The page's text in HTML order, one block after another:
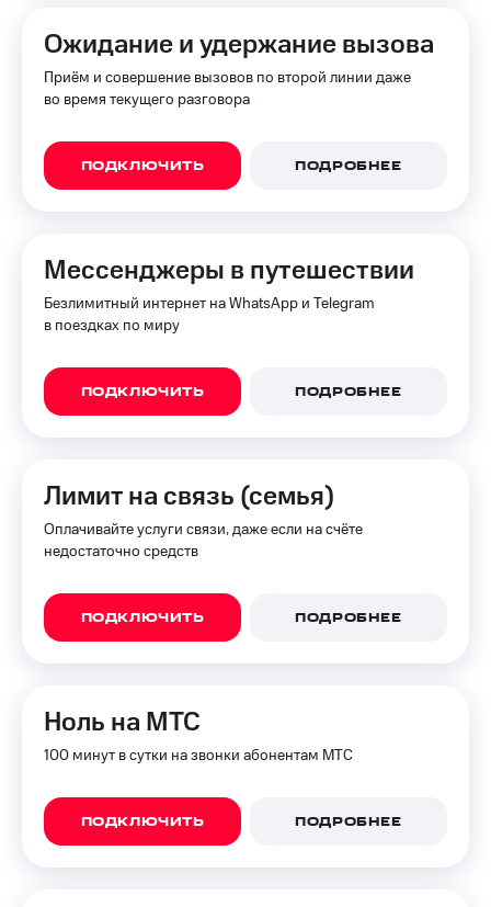
Ожидание и удержание вызова
Приём и совершение вызовов по второй линии даже
во время текущего разговора
ПОДКЛЮЧИТЬ ПОДРОБНЕЕ
Мессенджеры в путешествии
Безлимитный интернет на WhatsApp и Telegram
в поездках по миру
ПОДКЛЮЧИТЬ ПОДРОБНЕЕ
Лимит на связь (семья)
Оплачивайте услуги связи, даже если на счёте
недостаточно средств
ПОДКЛЮЧИТЬ ПОДРОБНЕЕ
Ноль на МТС
100 минут в сутки на звонки абонентам МТС
ПОДКЛЮЧИТЬ ПОДРОБНЕЕ